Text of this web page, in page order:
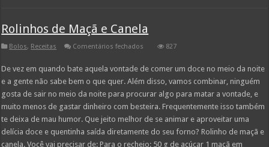
Rolinhos de Maçã e Canela
Bolos, Receitas Comentários fechados
Maçã
Canela
827
De vez em quando bate aquela vontade de comer um doce no meio da noite
e a gente não sabe bem o que quer. Além disso, vamos combinar, ninguém
gosta de sair no meio da noite para procurar algo para matar a vontade, e
muito menos de gastar dinheiro com besteira. Frequentemente isso também
te deixa de mau humor. Que jeito melhor de se animar e aproveitar uma
delícia doce e quentinha saída diretamente do seu forno? Rolinho de maçã e
canela. Você vai precisar de: Para o recheio: 50 g de açúcar 1 maçã em